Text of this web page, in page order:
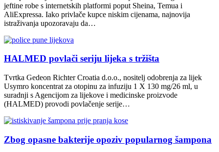
jeftine robe s internetskih platformi poput Sheina, Temua i
AliExpressa. Iako privlače kupce niskim cijenama, najnovija
istraživanja upozoravaju da…
HALMED povlači seriju lijeka s tržišta
Tvrtka Gedeon Richter Croatia d.o.o., nositelj odobrenja za lijek
Usymro koncentrat za otopinu za infuziju 1 X 130 mg/26 ml, u
suradnji s Agencijom za lijekove i medicinske proizvode
(HALMED) provodi povlačenje serije…
Zbog opasne bakterije opoziv popularnog šampona